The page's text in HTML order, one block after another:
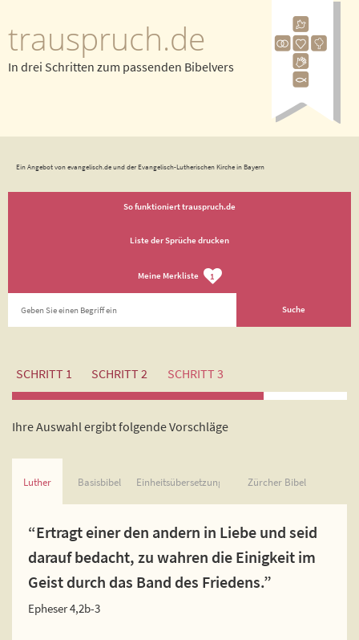
trauspruch.de
In drei Schritten zum passenden Bibelvers
Ein Angebot von evangelisch.de und der Evangelisch-Lutherischen Kirche in Bayern
So funktioniert trauspruch.de
Liste der Sprüche drucken
Meine Merkliste 1
SCHRITT 1 SCHRITT 2 SCHRITT 3
Ihre Auswahl ergibt folgende Vorschläge
Luther Basisbibel Einheitsübersetzung Zürcher Bibel
“Ertragt einer den andern in Liebe und seid
darauf bedacht, zu wahren die Einigkeit im
Geist durch das Band des Friedens.”
Epheser 4,2b-3